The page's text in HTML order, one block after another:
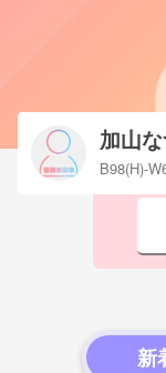
加山
B98(H)-
新